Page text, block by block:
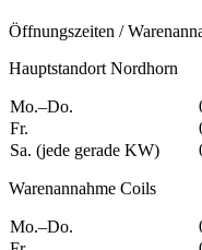
Öffnungszeiten /
Hauptstandort Nordhorn
Mo.–Do.
Fr.
Sa. (jede gerade KW)
Warenannahme Coils
Mo.–Do.